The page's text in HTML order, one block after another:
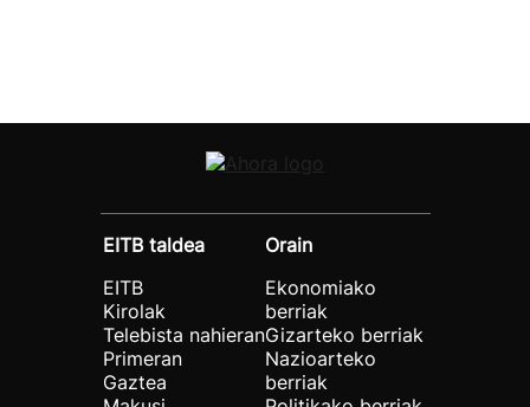
EITB taldea
EITB
Kirolak
Telebista nahieran
Primeran
Gaztea
Orain
Ekonomiako
berriak
Gizarteko berriak
Nazioarteko
berriak